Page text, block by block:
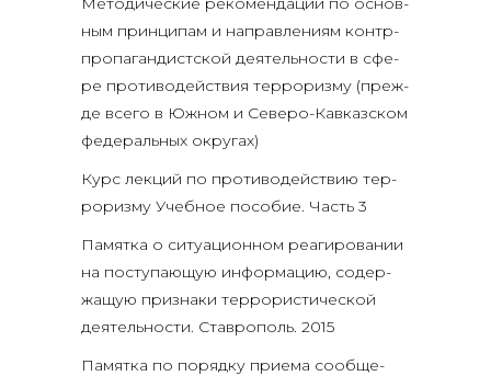
ным прин­ци­пам и направ­ле­ни­ям контр­
про­па­ган­дист­ской дея­тель­но­сти в сфе­
ре про­ти­во­дей­ствия тер­ро­риз­му (преж­
де все­го в Южном и Севе­ро-Кав­каз­ском
феде­раль­ных округах)
Курс лек­ций по про­ти­во­дей­ствию тер­
ро­риз­му Учеб­ное посо­бие. Часть 3
Памят­ка о ситу­а­ци­он­ном реа­ги­ро­ва­нии
на посту­па­ю­щую инфор­ма­цию, содер­
жа­щую при­зна­ки тер­ро­ри­сти­че­ской
дея­тель­но­сти. Став­ро­поль. 2015
Памят­ка по поряд­ку при­е­ма сооб­ще­